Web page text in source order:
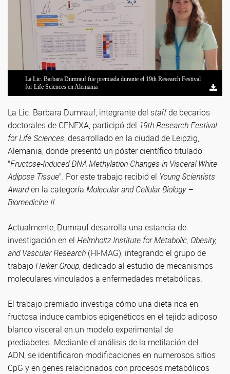
La Lic. Barbara Dumrauf fue premiada durante el 19th Research Festival
for Life Sciences en Alemania
La Lic. Barbara Dumrauf, integrante del staffde becarios
doctorales de CENEXA, participó del 19th Research Festival
for Life Sciences, desarrollado en la ciudad de Leipzig,
Alemania, donde presentó un póster científico titulado
“Fructose-Induced DNA Methylation Changes in Visceral White
Adipose Tissue”. Por este trabajo recibió el Young Scientists
Awarden la categoría Molecular and Cellular Biology –
Biomedicine II.
Actualmente, Dumrauf desarrolla una estancia de
investigación en el Helmholtz Institute for Metabolic, Obesity,
and Vascular Research (HI-MAG), integrando el grupo de
trabajoHeiker Group, dedicado al estudio de mecanismos
moleculares vinculados a enfermedades metabólicas.
El trabajo premiado investiga cómo una dieta rica en
fructosa induce cambios epigenéticos en el tejido adiposo
blanco visceral en un modelo experimental de
prediabetes. Mediante el análisis de la metilación del
ADN, se identificaron modificaciones en numerosos sitios
CpG y en genes relacionados con procesos metabólicos